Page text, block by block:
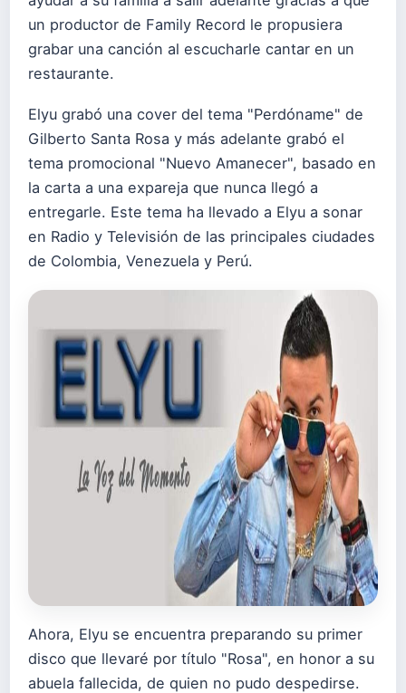
un productor de Family Record le propusiera
grabar una canción al escucharle cantar en un
restaurante.
Elyu grabó una cover del tema "Perdóname" de
Gilberto Santa Rosa y más adelante grabó el
tema promocional "Nuevo Amanecer", basado en
la carta a una expareja que nunca llegó a
entregarle. Este tema ha llevado a Elyu a sonar
en Radio y Televisión de las principales ciudades
de Colombia, Venezuela y Perú.
Ahora, Elyu se encuentra preparando su primer
disco que llevaré por título "Rosa", en honor a su
abuela fallecida, de quien no pudo despedirse.